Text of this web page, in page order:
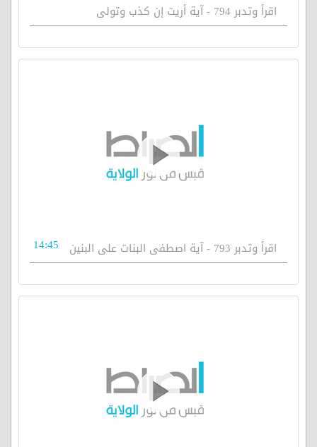
اقرأ وتدبر 794 - آية أريت إن كذب وتولى
اقرأ وتدبر 793 - آية اصطفى البنات على البنين 14:45